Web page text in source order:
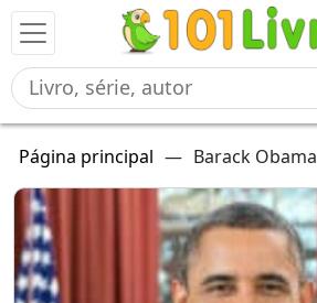
Página principal — Barack Obama